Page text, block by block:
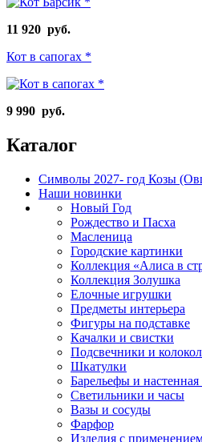
11 920 руб.
Кот в сапогах *
9 990 руб.
Каталог
Символы 2027- год Козы
Наши новинки
Новый Год
Рождество и Пасха
Масленица
Городские картинки
Коллекция «Алиса в
Коллекция Золушка
Елочные игрушки
Предметы интерьера
Фигуры на подставке
Качалки и свистки
Подсвечники и
Шкатулки
Барельефы и настенная
Светильники и часы
Вазы и сосуды
Фарфор
Изделия с